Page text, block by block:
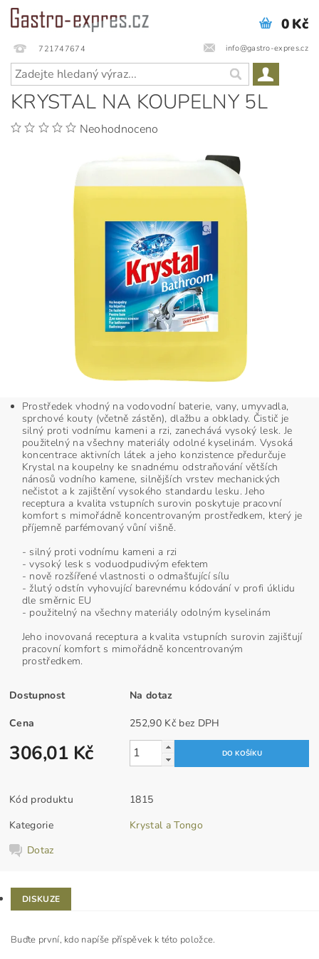
721747674 info@gastro-expres.cz
0 Kč
KRYSTAL NA KOUPELNY 5L
Neohodnoceno
Prostředek vhodný na vodovodní baterie, vany, umyvadla,
sprchové kouty (včetně zástěn), dlažbu a obklady. Čistič je
silný proti vodnímu kameni a rzi, zanechává vysoký lesk. Je
použitelný na všechny materiály odolné kyselinám. Vysoká
koncentrace aktivních látek a jeho konzistence předurčuje
Krystal na koupelny ke snadnému odstraňování větších
nánosů vodního kamene, silnějších vrstev mechanických
nečistot a k zajištění vysokého standardu lesku. Jeho
receptura a kvalita vstupních surovin poskytuje pracovní
komfort s mimořádně koncentrovaným prostředkem, který je
příjemně parfémovaný vůní višně.​
- silný proti vodnímu kameni a rzi
- vysoký lesk s voduodpudivým efektem
- nově rozšířené vlastnosti o odmašťující sílu
- žlutý odstín vyhovující barevnému kódování v profi úklidu
dle směrnic EU
- použitelný na všechny materiály odolným kyselinám
Jeho inovovaná receptura a kvalita vstupních surovin zajišťují
pracovní komfort s mimořádně koncentrovaným
prostředkem.
Dostupnost Na dotaz
Cena 252,90 Kč bez DPH
306,01 Kč
Kód produktu
1815
Kategorie
Krystal a Tongo
Dotaz
DISKUZE
Buďte první, kdo napíše příspěvek k této položce.